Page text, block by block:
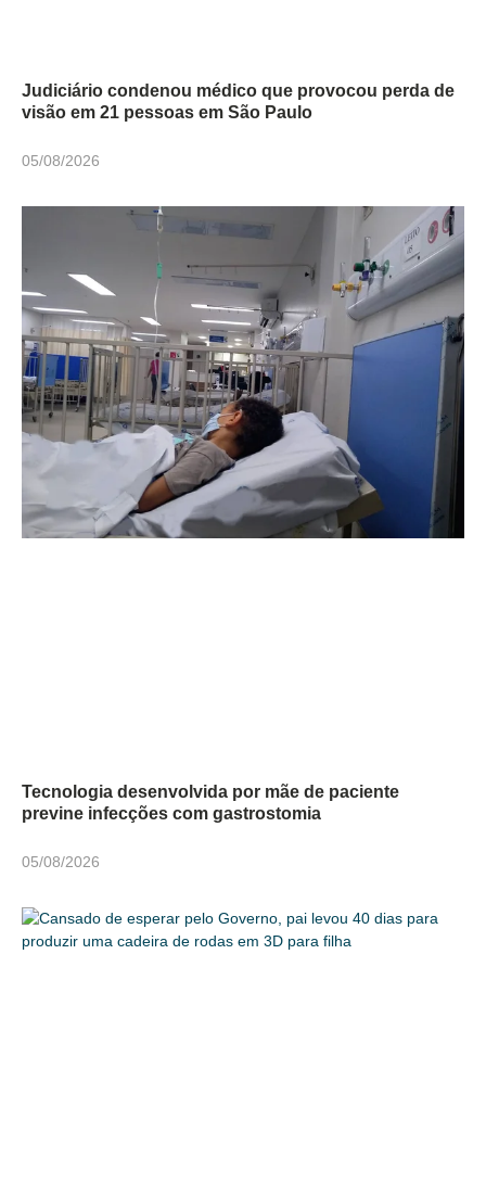
Judiciário condenou médico que provocou perda de
visão em 21 pessoas em São Paulo
05/08/2026
Tecnologia desenvolvida por mãe de paciente
previne infecções com gastrostomia
05/08/2026